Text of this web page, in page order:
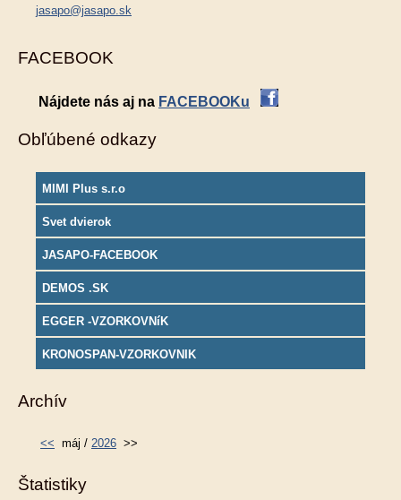
jasapo@jasapo.sk
FACEBOOK
Nájdete nás aj na FACEBOOKu
Obľúbené odkazy
MIMI Plus s.r.o
Svet dvierok
JASAPO-FACEBOOK
DEMOS .SK
EGGER -VZORKOVNíK
KRONOSPAN-VZORKOVNIK
Archív
<< máj / 2026 >>
Štatistiky